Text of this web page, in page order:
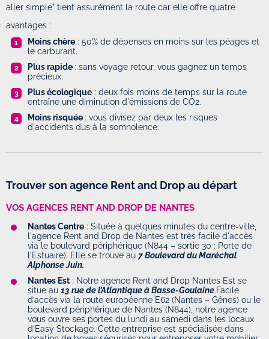
aller simple" tient assurément la route car elle offre quatre
avantages :
Moins chère : 50% de dépenses en moins sur les péages et
le carburant.
Plus rapide : sans voyage retour, vous gagnez un temps
précieux.
Plus écologique : deux fois moins de temps sur la route
entraîne une diminution d'émissions de CO2.
Moins risquée : vous divisez par deux les risques
d'accidents dus à la somnolence.
Trouver son agence Rent and Drop au départ
VOS AGENCES RENT AND DROP DE NANTES
Nantes Centre : Située à quelques minutes du centre-ville,
l'agence Rent and Drop de Nantes est très facile d'accès
via le boulevard périphérique (N844 – sortie 30 : Porte de
l'Estuaire). Elle se trouve au 7 Boulevard du Maréchal
Alphonse Juin.
Nantes Est: Notre agence Rent and Drop Nantes Est se
situe au 13 rue de l’Atlantique à Basse-Goulaine.Facile
d’accès via la route européenne E62 (Nantes – Gênes) ou le
boulevard périphérique de Nantes (N844), notre agence
vous ouvre ses portes du lundi au samedi dans les locaux
d’Easy Stockage. Cette entreprise est spécialisée dans